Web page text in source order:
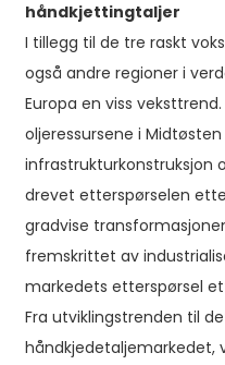
håndkjettingtaljer
I tillegg til de tre raskt
også andre regioner i
Europa en viss
oljeressursene i
infrastrukturkonstruksjon
drevet etterspørselen
gradvise
fremskrittet av
markedets etterspørsel
Fra utviklingstrenden til
håndkjedetaljemarkedet,